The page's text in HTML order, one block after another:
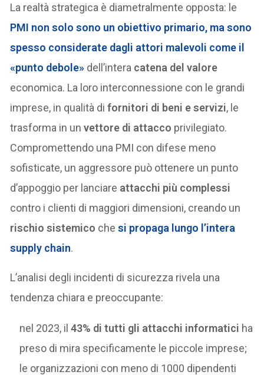
La realtà strategica è diametralmente opposta: le
PMI non solo sono un obiettivo primario, ma sono
spesso considerate dagli attori malevoli come il
«punto debole» dell’intera catena del valore
economica. La loro interconnessione con le grandi
imprese, in qualità difornitori di beni e servizi, le
trasforma in unvettore di attacco privilegiato.
Compromettendo una PMI con difese meno
sofisticate, un aggressore può ottenere un punto
d’appoggio per lanciare attacchi più complessi
contro i clienti di maggiori dimensioni, creando un
rischio sistemico chesi propaga lungo l’intera
supply chain.
L’analisi degli incidenti di sicurezza rivela una
tendenza chiara e preoccupante:
nel 2023, il43% di tutti gli attacchi informatici ha
preso di mira specificamente le piccole imprese;
le organizzazioni con meno di 1000 dipendenti